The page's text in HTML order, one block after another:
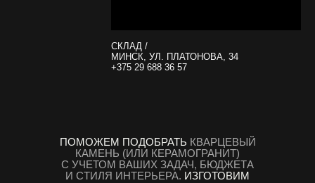
СКЛАД /
МИНСК, УЛ. ПЛАТОНОВА, 34
+375 29 688 36 57
ПОМОЖЕМ ПОДОБРАТЬ КВАРЦЕВЫЙ
КАМЕНЬ (ИЛИ КЕРАМОГРАНИТ)
С УЧЕТОМ ВАШИХ ЗАДАЧ, БЮДЖЕТА
И СТИЛЯ ИНТЕРЬЕРА. ИЗГОТОВИМ